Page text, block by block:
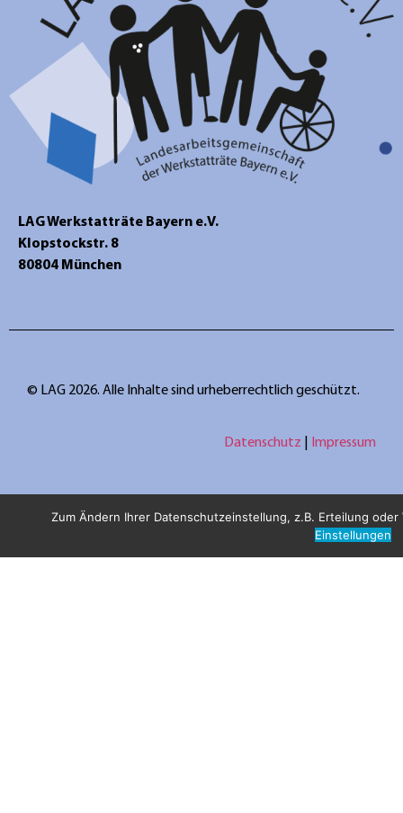
LAG Werkstatträte Bayern e.V.
Klopstockstr. 8
80804 München
© LAG 2026. Alle Inhalte sind urheberrechtlich geschützt.
Datenschutz Impressum
Zum Ändern Ihrer Datenschutzeinstellung, z.B. Erteilung
Einstellungen